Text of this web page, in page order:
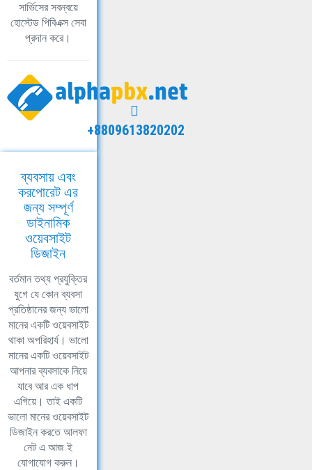
সার্ভিসের সবন্বয়ে
হোস্টেড পিবিএক্স সেবা
প্রদান করে।
+8809613820202
ব্যবসায় এবং
করপোরেট এর
জন্য সম্পূর্ণ
ডাইনামিক
ওয়েবসাইট
ডিজাইন
বর্তমান তথ্য প্রযুক্তির
যুগে যে কোন ব্যবসা
প্রতিষ্ঠানের জন্য ভালো
মানের একটি ওয়েবসাইট
থাকা অপরিহার্য। ভালো
মানের একটি ওয়েবসাইট
আপনার ব্যবসাকে নিয়ে
যাবে আর এক ধাপ
এগিয়ে। তাই একটি
ভালো মানের ওয়েবসাইট
ডিজাইন করতে আলফা
নেট এ আজ ই
যোগাযোগ করুন।